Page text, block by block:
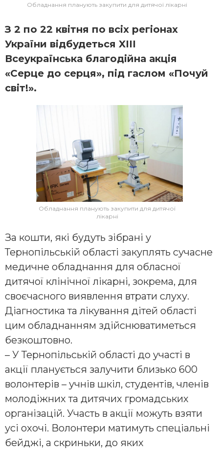
Обладнання планують закупити для дитячої лікарні
З 2 по 22 квітня по всіх регіонах
України відбудеться XІІІ
Всеукраїнська благодійна акція
«Серце до серця», під гаслом «Почуй
світ!».
Обладнання планують закупити для дитячої
лікарні
За кошти, які будуть зібрані у
Тернопільській області закуплять сучасне
медичне обладнання для обласної
дитячої клінічної лікарні, зокрема, для
своєчасного виявлення втрати слуху.
Діагностика та лікування дітей області
цим обладнанням здійснюватиметься
безкоштовно.
– У Тернопільській області до участі в
акції планується залучити близько 600
волонтерів – учнів шкіл, студентів, членів
молодіжних та дитячих громадських
організацій. Участь в акції можуть взяти
усі охочі. Волонтери матимуть спеціальні
бейджі, а скриньки, до яких